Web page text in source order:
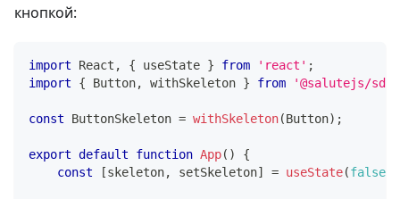
кнопкой:
import React , { useState } from 'react' ;
import
{ Button, withSkeleton } from '@salutejs/
const ButtonSkeleton = withSkeleton(Button) ;
export default function App( )
{
const
[skeleton, setSkeleton] = useState(false